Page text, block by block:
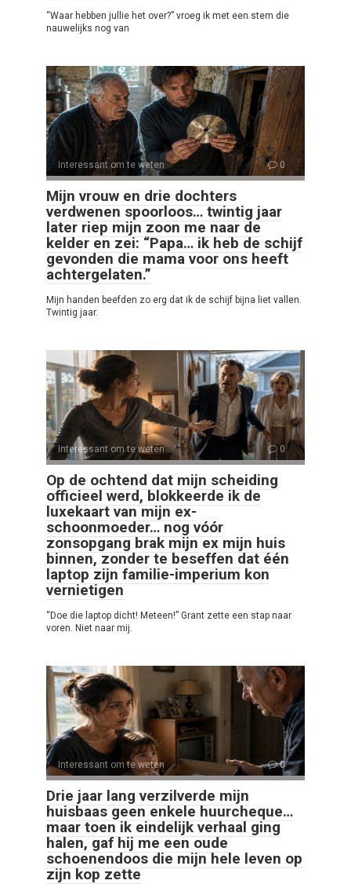
“Waar hebben jullie het over?” vroeg ik met een stem die
nauwelijks nog van
Interessant om te weten 0
Mijn vrouw en drie dochters
verdwenen spoorloos… twintig jaar
later riep mijn zoon me naar de
kelder en zei: “Papa… ik heb de schijf
gevonden die mama voor ons heeft
achtergelaten.”
Mijn handen beefden zo erg dat ik de schijf bijna liet vallen.
Twintig jaar.
Interessant om te weten 0
Op de ochtend dat mijn scheiding
officieel werd, blokkeerde ik de
luxekaart van mijn ex-
schoonmoeder… nog vóór
zonsopgang brak mijn ex mijn huis
binnen, zonder te beseffen dat één
laptop zijn familie-imperium kon
vernietigen
“Doe die laptop dicht! Meteen!” Grant zette een stap naar
voren. Niet naar mij.
Interessant om te weten 0
Drie jaar lang verzilverde mijn
huisbaas geen enkele huurcheque…
maar toen ik eindelijk verhaal ging
halen, gaf hij me een oude
schoenendoos die mijn hele leven op
zijn kop zette